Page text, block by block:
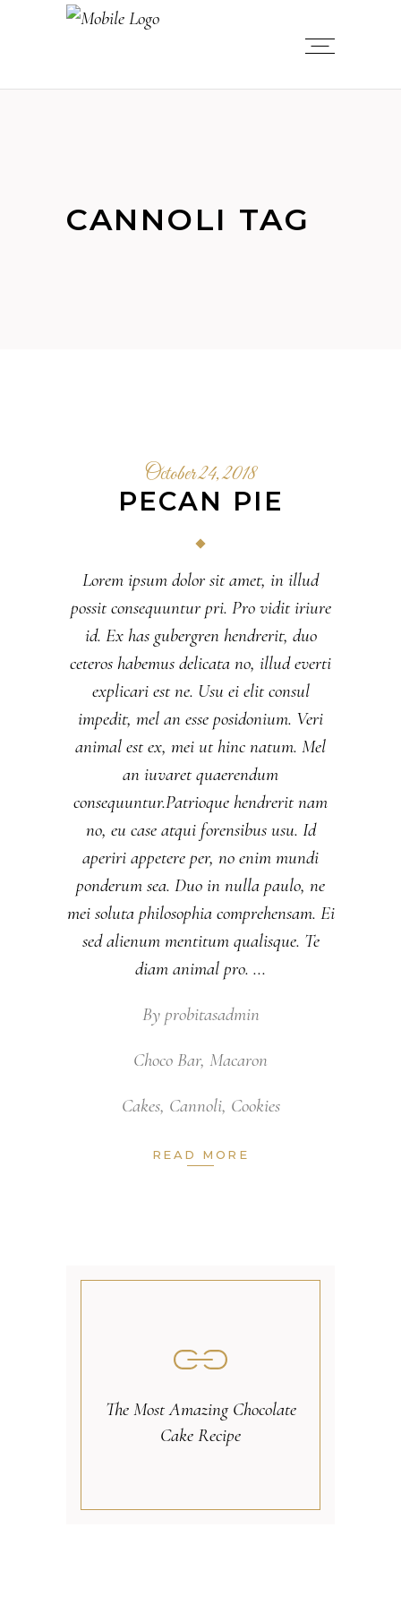
CANNOLI TAG
October 24, 2018
PECAN PIE
Lorem ipsum dolor sit amet, in illud
possit consequuntur pri. Pro vidit iriure
id. Ex has gubergren hendrerit, duo
ceteros habemus delicata no, illud everti
explicari est ne. Usu ei elit consul
impedit, mel an esse posidonium. Veri
animal est ex, mei ut hinc natum. Mel
an iuvaret quaerendum
consequuntur.Patrioque hendrerit nam
no, eu case atqui forensibus usu. Id
aperiri appetere per, no enim mundi
ponderum sea. Duo in nulla paulo, ne
mei soluta philosophia comprehensam. Ei
sed alienum mentitum qualisque. Te
diam animal pro.
By probitasadmin
Choco Bar, Macaron
Cakes, Cannoli, Cookies
READ MORE
The Most Amazing Chocolate
Cake Recipe